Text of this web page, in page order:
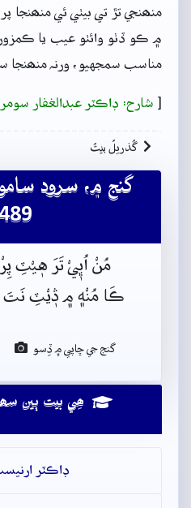
منھنجي تڙ تي بيٺي ئي منھنجا
۾ ڪو ڏٺو وائٺو عيب يا
مناسب سمجهيو، ورنہ منھنجا
[ شارح: ڊاڪٽر عبدالغفار
گُذريلُ بيتُ
گنج ۾، سرود
مُنْ اُڀٖيْ تَرَ هٖيْٽِ
ڪَا مُنْه﮼ م﮼ ڎٖيْٽِ
گنج جي ڇاپي ۾ ڏِسو
ھِي بيت ٻين
ڊاڪٽر